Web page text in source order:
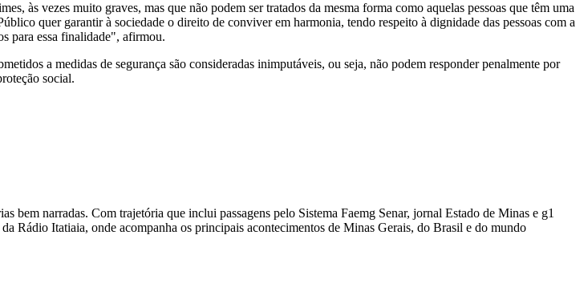
às vezes muito graves, mas que não podem ser tratados da mesma forma como aquelas pessoas que têm uma
quer garantir à sociedade o direito de conviver em harmonia, tendo respeito à dignidade das pessoas com a
para essa finalidade", afirmou.
a medidas de segurança são consideradas inimputáveis, ou seja, não podem responder penalmente por
social.
narradas. Com trajetória que inclui passagens pelo Sistema Faemg Senar, jornal Estado de Minas e g1
Rádio Itatiaia, onde acompanha os principais acontecimentos de Minas Gerais, do Brasil e do mundo